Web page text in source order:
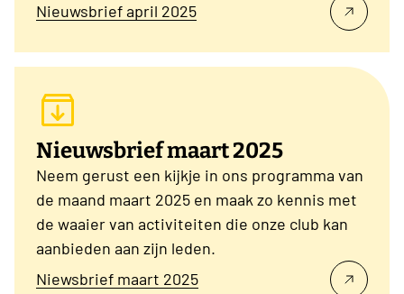
Nieuwsbrief april 2025
Nieuwsbrief maart 2025
Neem gerust een kijkje in ons programma van
de maand maart 2025 en maak zo kennis met
de waaier van activiteiten die onze club kan
aanbieden aan zijn leden.
Niewsbrief maart 2025